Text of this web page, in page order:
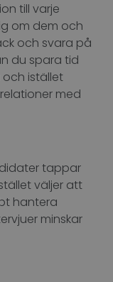
till varje
om dem och
och svara på
du spara tid
istället
med
tappar
väljer att
hantera
minskar